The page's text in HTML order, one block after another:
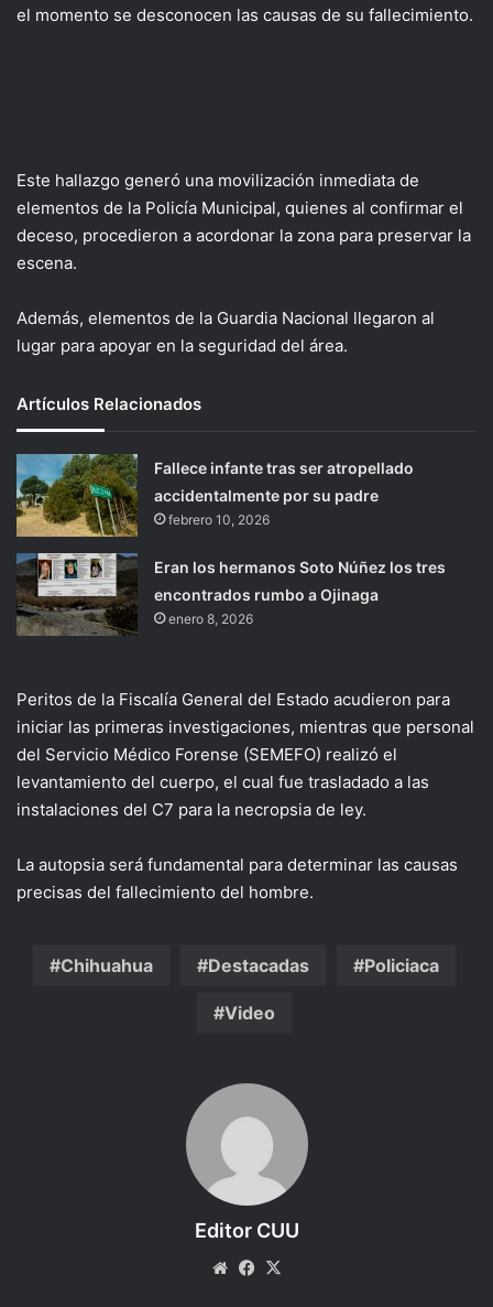
el momento se desconocen las causas de su fallecimiento.
Este hallazgo generó una movilización inmediata de
elementos de la Policía Municipal, quienes al confirmar el
deceso, procedieron a acordonar la zona para preservar la
escena.
Además, elementos de la Guardia Nacional llegaron al
lugar para apoyar en la seguridad del área.
Artículos Relacionados
Fallece infante tras ser atropellado
accidentalmente por su padre
febrero 10, 2026
Eran los hermanos Soto Núñez los tres
encontrados rumbo a Ojinaga
enero 8, 2026
Peritos de la Fiscalía General del Estado acudieron para
iniciar las primeras investigaciones, mientras que personal
del Servicio Médico Forense (SEMEFO) realizó el
levantamiento del cuerpo, el cual fue trasladado a las
instalaciones del C7 para la necropsia de ley.
La autopsia será fundamental para determinar las causas
precisas del fallecimiento del hombre.
Chihuahua Destacadas Policiaca
Video
Editor CUU
WebsiteFacebook